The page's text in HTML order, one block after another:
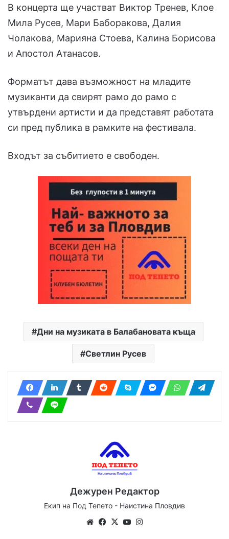
В концерта ще участват Виктор Тренев, Клое
Мила Русев, Мари Баборакова, Далия
Чолакова, Марияна Стоева, Калина Борисова
и Апостол Атанасов.
Форматът дава възможност на младите
музиканти да свирят рамо до рамо с
утвърдени артисти и да представят работата
си пред публика в рамките на фестивала.
Входът за събитието е свободен.
Дни на музиката в Балабановата къща
Светлин Русев
Дежурен Редактор
Екип на Под Тепето - Наистина Пловдив
WebsiteFacebook
X YouTube